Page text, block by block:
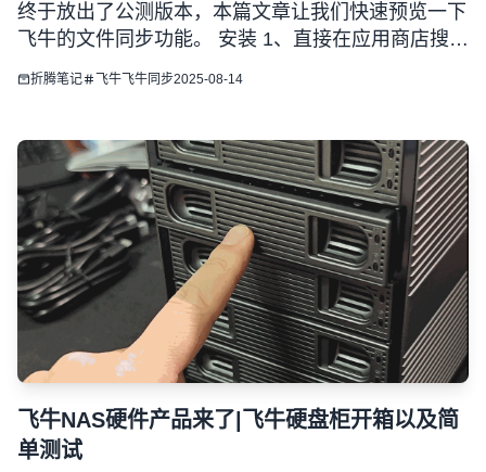
终于放出了公测版本，本篇文章让我们快速预览一下
飞牛的文件同步功能。 安装 1、直接在应用商店搜索
飞牛同步然后安装即可。 2、安装完成后，桌面会出
折腾笔记 飞牛 飞牛同步2025-08-14
飞牛NAS硬件产品来了|飞牛硬盘柜开箱以及简
单测试